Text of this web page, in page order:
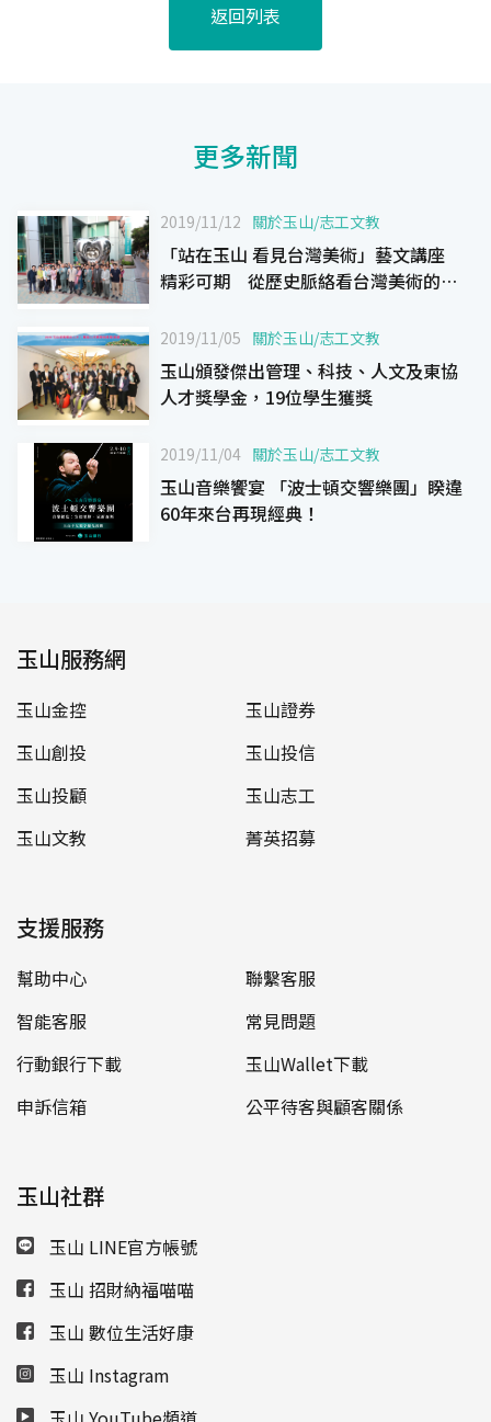
返回列表
更多新聞
2019/11/12 關於玉山/志工文教
「站在玉山 看見台灣美術」藝文講座
精彩可期 從歷史脈絡看台灣美術的發
2019/11/05 關於玉山/志工文教
玉山頒發傑出管理、科技、人文及東協
人才獎學金，19位學生獲獎
2019/11/04 關於玉山/志工文教
玉山音樂饗宴 「波士頓交響樂團」睽違
60年來台再現經典！
玉山服務網
玉山金控
玉山證券
玉山創投
玉山投信
玉山投顧
玉山志工
玉山文教
菁英招募
支援服務
幫助中心
聯繫客服
智能客服
常見問題
行動銀行下載
玉山Wallet下載
申訴信箱
公平待客與顧客關係
玉山社群
玉山 LINE官方帳號
玉山 招財納福喵喵
玉山 數位生活好康
玉山 Instagram